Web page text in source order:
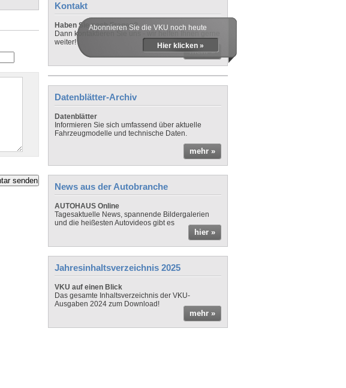
Kontakt
Haben Sie noch Fragen?
Dann kontaktieren Sie uns - wir helfen Ihnen gerne
weiter!
mehr »
Abonnieren Sie die VKU noch heute
Hier klicken »
Datenblätter-Archiv
Datenblätter
Informieren Sie sich umfassend über aktuelle
Fahrzeugmodelle und technische Daten.
mehr »
News aus der Autobranche
AUTOHAUS Online
Tagesaktuelle News, spannende Bildergalerien
und die heißesten Autovideos gibt es
hier »
Jahresinhaltsverzeichnis 2025
VKU auf einen Blick
Das gesamte Inhaltsverzeichnis der VKU-
Ausgaben 2024 zum Download!
mehr »